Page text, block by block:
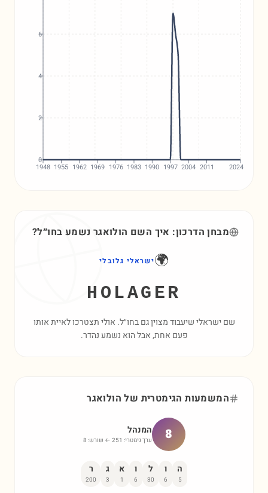
1948 1955 1962 1969 1976 1983 1990 1997 2004 2011 2024
0
2
4
6
מבחן הדרכון: איך השם הולואגר נשמע בחו״ל?
🌍ישראלי גלובלי
HOLAGER
שם ישראלי שיעבוד מצוין גם בחו״ל. אולי תצטרכו לאיית אותו
פעם אחת, אבל הוא נשמע נהדר.
המשמעות הגימטרית של הולואגר
8 המנהל
ערך גימטרי: 251 ← שורש: 8
ה
5
ו
6
ל
30
ו
6
א
1
ג
3
ר
200